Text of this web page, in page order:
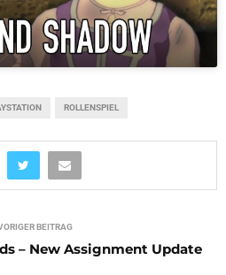
ROLLENSPIEL
BEITRAG
– New Assignment Update